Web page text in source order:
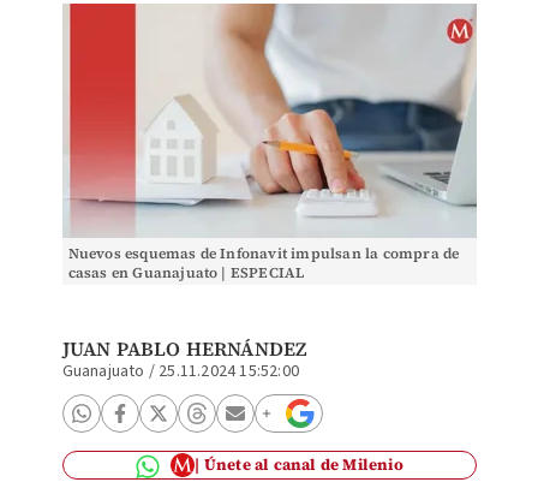
Nuevos esquemas de Infonavit impulsan la compra de
casas en Guanajuato | ESPECIAL
JUAN PABLO HERNÁNDEZ
Guanajuato / 25.11.2024 15:52:00
Únete al canal de Milenio